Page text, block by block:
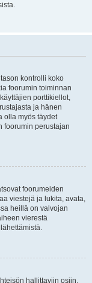
kontrolli koko
foorumin toiminnan
porttikiellot,
ja hänen
olla myös täydet
foorumin perustajan
foorumeiden
viestejä ja lukita, avata,
heillä on valvojan
vierestä
hallittaviin osiin,